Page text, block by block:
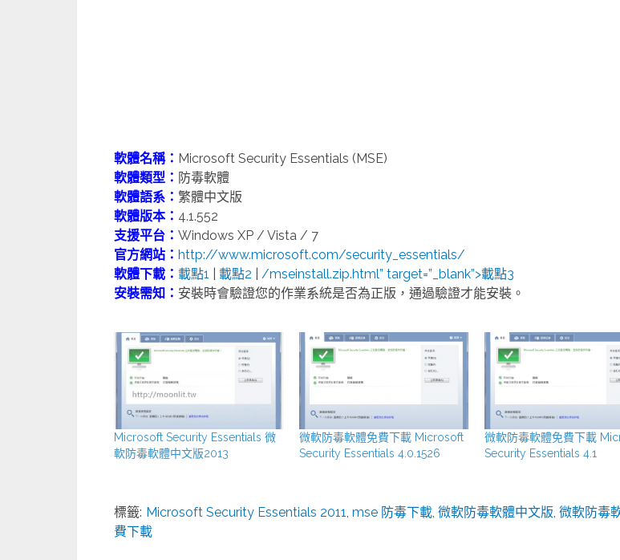
軟體名稱： Microsoft Security Essentials (MSE)
軟體類型： 防毒軟體
軟體語系： 繁體中文版
軟體版本： 4.1.552
支援平台： Windows XP / Vista / 7
官方網站： http://www.microsoft.com/security_essentials/
軟體下載： 載點1 載點2
/mseinstall.zip.html” target=”_blank”>載點3
安裝需知： 安裝時會驗證您的作業系統是否為正版，通過驗證才能安裝。
Microsoft Security Essentials 微
軟防毒軟體中文版2013
微軟防毒軟體免費下載 Microsoft
Security Essentials 4.0.1526
微軟防毒軟體免費下載
Security Essentials 4.1
標籤: Microsoft Security Essentials 2011, mse 防毒下載, 微軟防毒軟體中文版, 微軟防毒
費下載